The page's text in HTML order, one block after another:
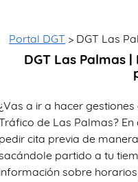
OK
Portal DGT > DGT Las
DGT Las Palmas
a ir a hacer
de Las Palmas?
cita previa de
partido a tu
sobre